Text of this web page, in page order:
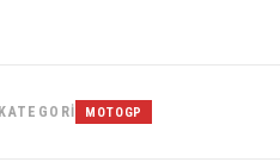
KATEGORI MOTOGP